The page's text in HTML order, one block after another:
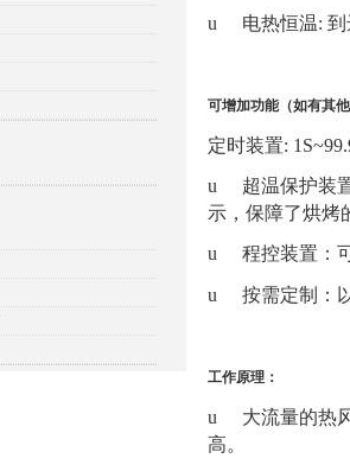
u 电热恒温: 到
可增加功能（如有其
定时装置:
u
超温保护装
示，保障了烘烤
u
程控装置：
u 按需定制：
工作原理：
u
大流量的热
高。